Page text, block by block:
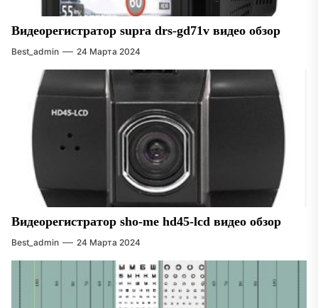
Видеорегистратор supra drs-gd71v видео обзор
Best_admin 24 Марта 2024
Видеорегистратор sho-me hd45-lcd видео обзор
Best_admin 24 Марта 2024